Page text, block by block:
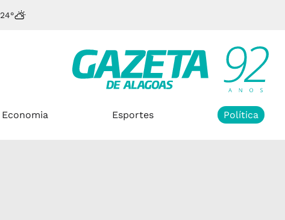
24°
Economia Esportes Política